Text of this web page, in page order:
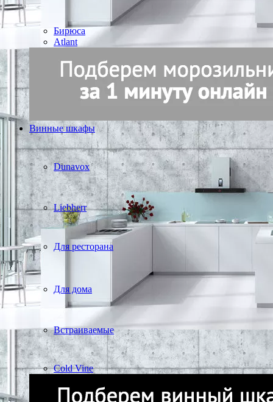
Бирюса
Atlant
Винные шкафы
Dunavox
Liebherr
Для ресторана
Для дома
Встраиваемые
Cold Vine